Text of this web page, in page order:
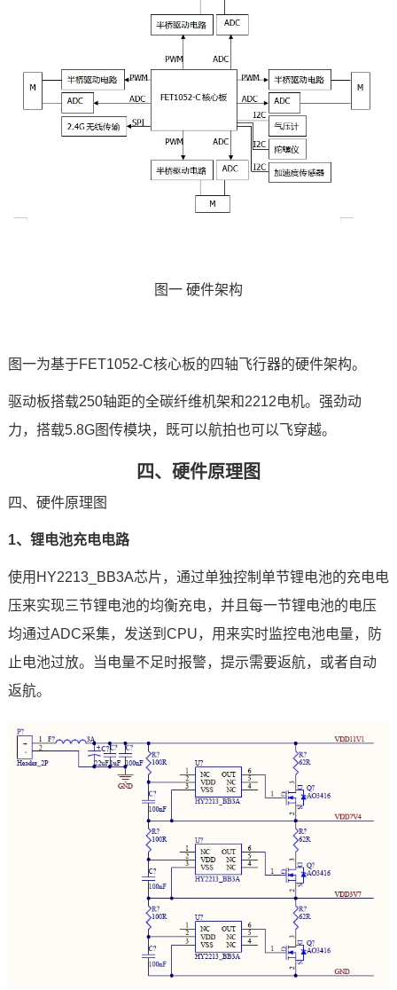
图一 硬件架构
图一为基于FET1052-C核心板的四轴飞行器的硬件架构。
驱动板搭载250轴距的全碳纤维机架和2212电机。强劲动
力，搭载5.8G图传模块，既可以航拍也可以飞穿越。
四、硬件原理图
四、硬件原理图
1、锂电池充电电路
使用HY2213_BB3A芯片，通过单独控制单节锂电池的充电电
压来实现三节锂电池的均衡充电，并且每一节锂电池的电压
均通过ADC采集，发送到CPU，用来实时监控电池电量，防
止电池过放。当电量不足时报警，提示需要返航，或者自动
返航。